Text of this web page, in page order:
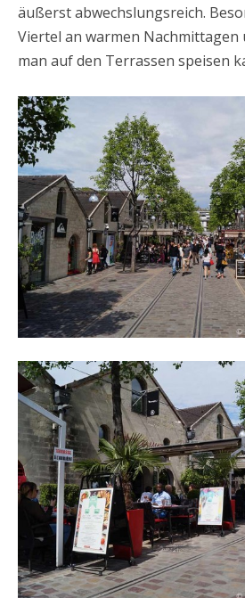
äußerst abwechslungsreich.
Viertel an warmen Nachmittagen
man auf den Terrassen speisen